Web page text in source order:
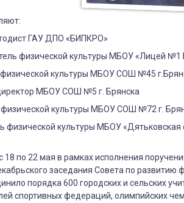
ГАУ ДПО «БИПКРО»
физической культуры МБОУ «Лицей №1
культуры МБОУ СОШ №45
МБОУ СОШ №5 г. Брянска
культуры МБОУ СОШ №72 г.
физической культуры МБОУ «Дятьковская
18 по 22 мая в рамках исполнения
заседания Совета по развитию
порядка 600 городских и сельских
спортивных федераций, олимпийских